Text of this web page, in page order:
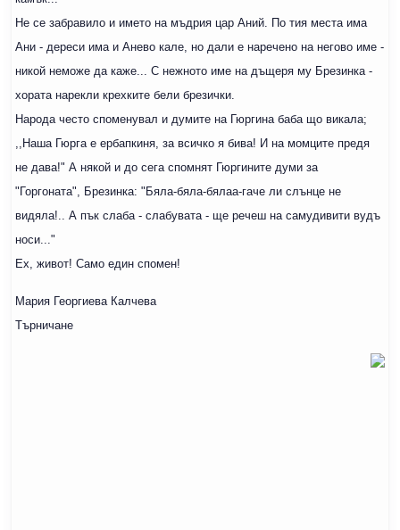
Не се забравило и името на мъдрия цар Аний. По тия места има
Ани - дереси има и Анево кале, но дали е наречено на негово име -
никой неможе да каже... С нежното име на дъщеря му Брезинка -
хората нарекли крехките бели брезички.
Народа често споменувал и думите на Гюргина баба що викала;
,,Наша Гюрга е ербапкиня, за всичко я бива! И на момците предя
не дава!" А някой и до сега спомнят Гюргините думи за
"Горгоната", Брезинка: "Бяла-бяла-бялаа-гаче ли слънце не
видяла!.. А пък слаба - слабувата - ще речеш на самудивити вудъ
носи..."
Ех, живот! Само един спомен!
Мария Георгиева Калчева
Търничане